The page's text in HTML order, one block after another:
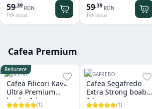
59,39 RON
TVA inclus
59,39 RON
TVA inclus
Cafea Premium
Reducere
FILICORI
Cafea Filicori Kave
Ultra Premium
boabe 1 kg
(1)
SEGAFREDO
Cafea Segafredo
Extra Strong boabe
1 kg
(1)